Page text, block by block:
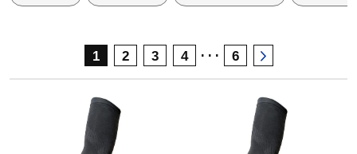
ライフスタイルウエア
ランニング
サッカー／フットサル
1 2 3 4 ･･･ 6